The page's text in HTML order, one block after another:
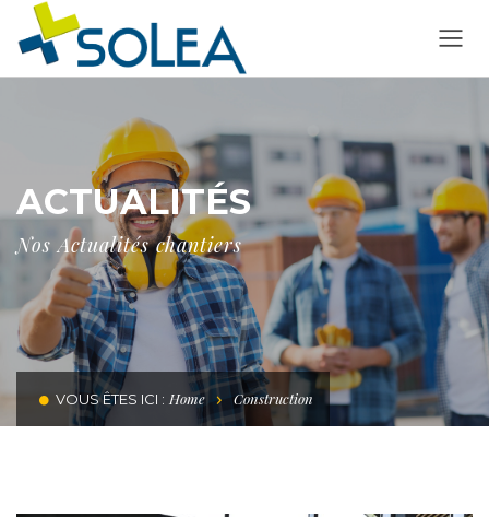
ACTUALITÉS
Nos Actualités chantiers
VOUS ÊTES ICI : Home Construction